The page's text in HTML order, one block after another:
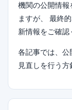
機関の公開情
ますが、 最終
新情報をご確認
各記事では、
見直しを行う方